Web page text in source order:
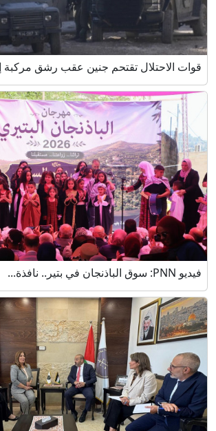
قوات الاحتلال تقتحم جنين عقب رشق مركبة
فيديو PNN: سوق الباذنجان في بتير.. نافذة...